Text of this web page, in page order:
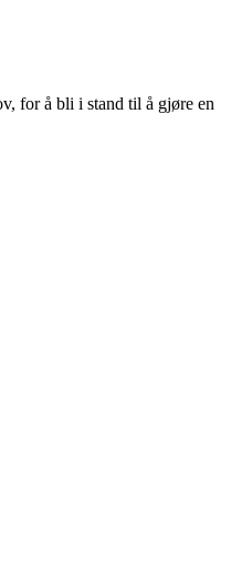
for å bli i stand til å gjøre en